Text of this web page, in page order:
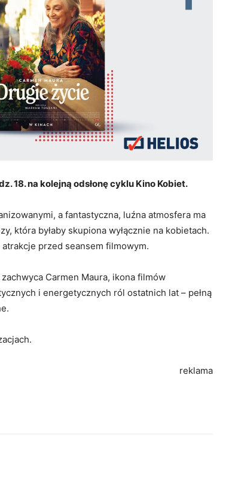
18. na kolejną odsłonę cyklu Kino Kobiet.
a fantastyczna, luźna atmosfera ma
która byłaby skupiona wyłącznie na kobietach.
przed seansem filmowym.
Carmen Maura, ikona filmów
i energetycznych ról ostatnich lat – pełną
reklama